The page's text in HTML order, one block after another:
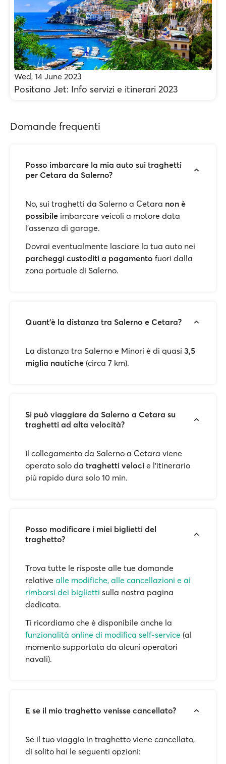
Wed, 14 June 2023
Positano Jet: Info servizi e itinerari 2023
Domande frequenti
Posso imbarcare la mia auto sui traghetti
per Cetara da Salerno?
No, sui traghetti da Salerno a Cetara non è
possibile imbarcare veicoli a motore data
l’assenza di garage.
Dovrai eventualmente lasciare la tua auto nei
parcheggi custoditi a pagamento fuori dalla
zona portuale di Salerno.
Quant’è la distanza tra Salerno e Cetara?
La distanza tra Salerno e Minori è di quasi 3,5
miglia nautiche (circa 7 km).
Si può viaggiare da Salerno a Cetara su
traghetti ad alta velocità?
Il collegamento da Salerno a Cetara viene
operato solo da traghetti veloci e l'itinerario
più rapido dura solo 10 min.
Posso modificare i miei biglietti del
traghetto?
Trova tutte le risposte alle tue domande
relative alle modifiche, alle cancellazioni e ai
rimborsi dei biglietti sulla nostra pagina
dedicata.
Ti ricordiamo che è disponibile anche la
funzionalità online di modifica self-service (al
momento supportata da alcuni operatori
navali).
E se il mio traghetto venisse cancellato?
Se il tuo viaggio in traghetto viene cancellato,
di solito hai le seguenti opzioni: